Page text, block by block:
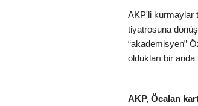
AKP'li kurmaylar
tiyatrosuna
“akademisyen”
oldukları bir anda
AKP, Öcalan